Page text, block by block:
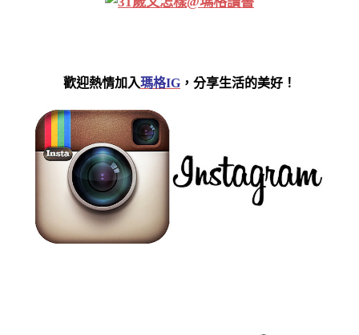
歡迎熱情加入瑪格IG ，分享生活的美好！